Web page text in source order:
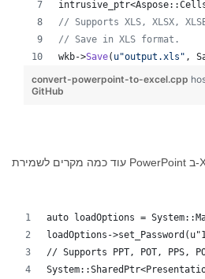
// Supports XLS, XLSX,
// Save in XLS format.
wkb->Save( u"output.xls " ,
convert-powerpoint-to-excel.cpp
GitHub
auto loadOptions =
loadOptions-
// Supports PPT, POT, PPS,